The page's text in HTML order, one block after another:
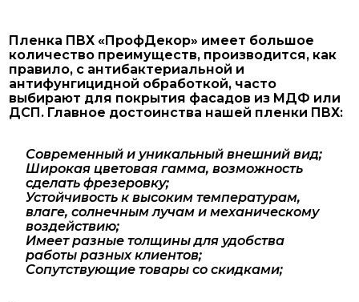
Пленка ПВХ «ПрофДекор» имеет большое
количество преимуществ, производится, как
правило, с антибактериальной и
антифунгицидной обработкой, часто
выбирают для покрытия фасадов из МДФ или
ДСП. Главное достоинства нашей пленки ПВХ:
Современный и уникальный внешний вид;
Широкая цветовая гамма, возможность
сделать фрезеровку;
Устойчивость к высоким температурам,
влаге, солнечным лучам и механическому
воздействию;
Имеет разные толщины для удобства
работы разных клиентов;
Сопутствующие товары со скидками;